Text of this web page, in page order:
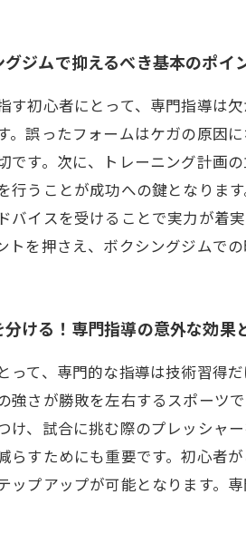
ジムで抑えるべき基本のポイ
す初心者にとって、専門指導は
。誤ったフォームはケガの原因
です。次に、トレーニング計画
行うことが成功への鍵となりま
バイスを受けることで実力が着
トを押さえ、ボクシングジムで
ける！専門指導の意外な効果
って、専門的な指導は技術習得
強さが勝敗を左右するスポーツ
け、試合に挑む際のプレッシャ
らすためにも重要です。初心者
ップアップが可能となります。